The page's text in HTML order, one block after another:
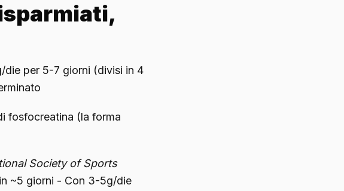
die per 5-7 giorni (divisi in 4
fosfocreatina (la forma
Society of Sports
~5 giorni - Con 3-5g/die